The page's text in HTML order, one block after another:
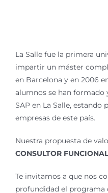
La Salle fue la primera
impartir un máster
en Barcelona y en 2006
alumnos se han
SAP en La Salle, estando
empresas de este país.
Nuestra propuesta de
CONSULTOR
Te invitamos a que nos
profundidad el programa